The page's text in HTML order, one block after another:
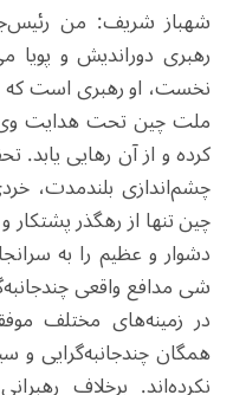
شهباز شریف: من
رهبری دوراندیش و
نخست، او رهبری است که
ملت چین تحت هدایت
کرده و از آن رهایی یابد.
چشم‌اندازی بلندمدت،
چین تنها از رهگذر
دشوار و عظیم را به
شی مدافع واقعی
در زمینه‌های مختلف
همگان چندجانبه‌گرایی و
نکرده‌اند. برخلاف